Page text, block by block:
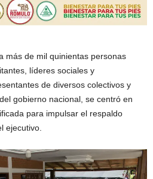
más de mil quinientas personas
líderes sociales y
de diversos colectivos y
gobierno nacional, se centró en
para impulsar el respaldo
ejecutivo.